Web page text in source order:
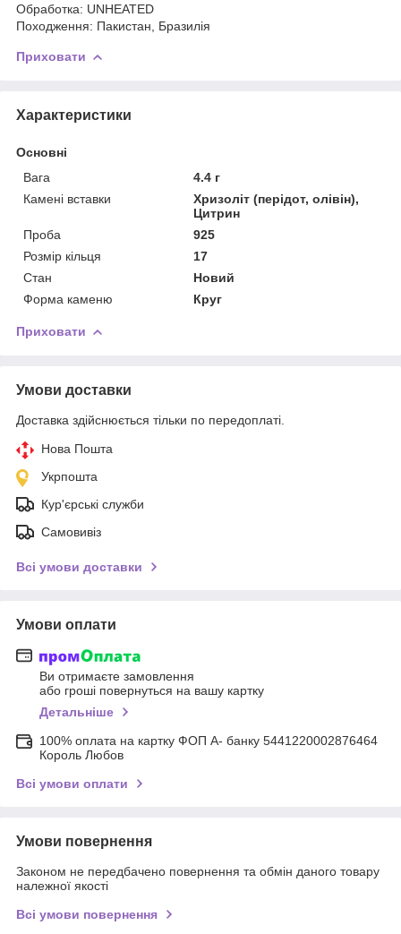
Обработка: UNHEATED
Походження: Пакистан, Бразилія
Приховати
Характеристики
Основні
Вага
4.4 г
Камені вставки
Хризоліт (перідот, олівін),
Цитрин
Проба
925
Розмір кільця
17
Стан
Новий
Форма каменю
Круг
Приховати
Умови доставки
Доставка здійснюється тільки по передоплаті.
Нова Пошта
Укрпошта
Кур'єрські служби
Самовивіз
Всі умови доставки
Умови оплати
Ви отримаєте замовлення
або гроші повернуться на вашу картку
Детальніше
100% оплата на картку ФОП А- банку 5441220002876464
Король Любов
Всі умови оплати
Умови повернення
Законом не передбачено повернення та обмін даного товару
належної якості
Всі умови повернення